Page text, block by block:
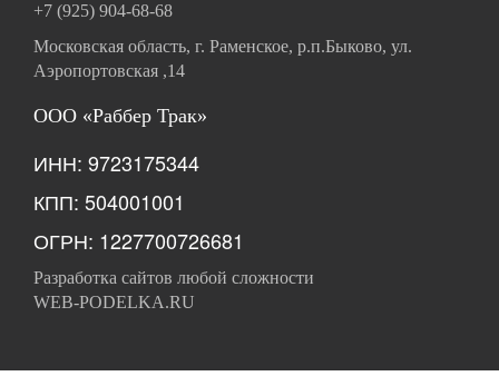
+7 (925) 904-68-68
Московская область, г. Раменское, р.п.Быково, ул.
Аэропортовская ,14
ООО «Раббер Трак»
ИНН: 9723175344
КПП: 504001001
ОГРН: 1227700726681
Разработка сайтов любой сложности
WEB-PODELKA.RU